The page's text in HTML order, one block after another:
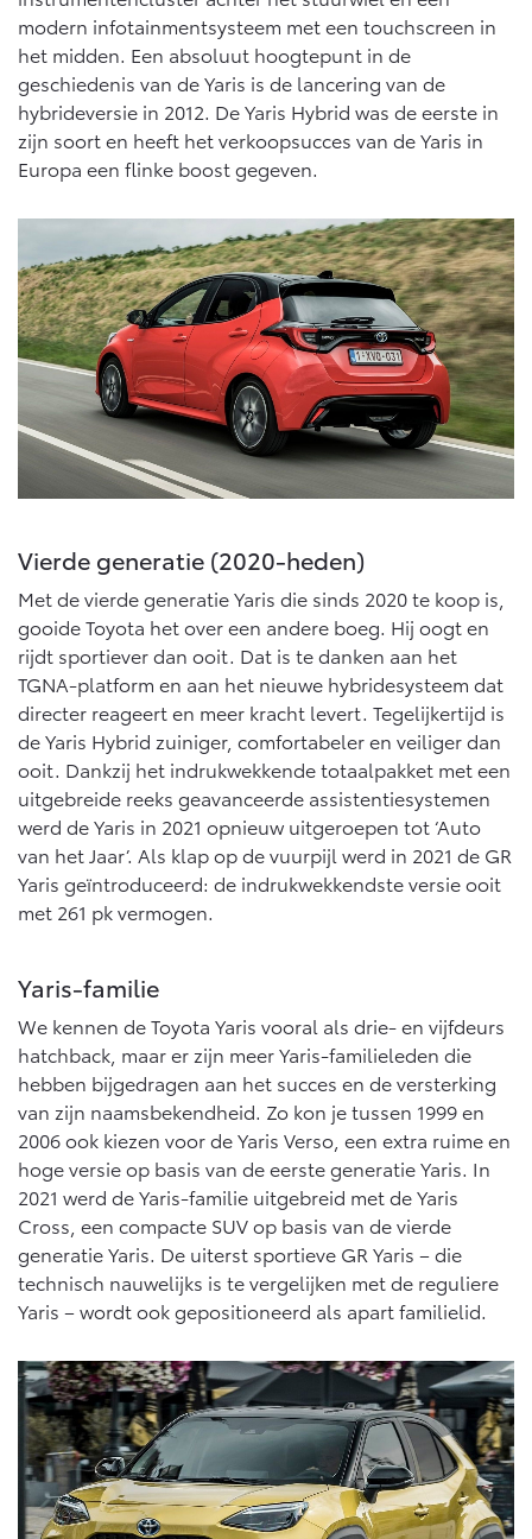
modern infotainmentsysteem met een touchscreen in
het midden. Een absoluut hoogtepunt in de
geschiedenis van de Yaris is de lancering van de
hybrideversie in 2012. De Yaris Hybrid was de eerste in
zijn soort en heeft het verkoopsucces van de Yaris in
Europa een flinke boost gegeven.
Vierde generatie (2020-heden)
Met de vierde generatie Yaris die sinds 2020 te koop is,
gooide Toyota het over een andere boeg. Hij oogt en
rijdt sportiever dan ooit. Dat is te danken aan het
TGNA-platform en aan het nieuwe hybridesysteem dat
directer reageert en meer kracht levert. Tegelijkertijd is
de Yaris Hybrid zuiniger, comfortabeler en veiliger dan
ooit. Dankzij het indrukwekkende totaalpakket met een
uitgebreide reeks geavanceerde assistentiesystemen
werd de Yaris in 2021 opnieuw uitgeroepen tot ‘Auto
van het Jaar’. Als klap op de vuurpijl werd in 2021 de GR
Yaris geïntroduceerd: de indrukwekkendste versie ooit
met 261 pk vermogen.
Yaris-familie
We kennen de Toyota Yaris vooral als drie- en vijfdeurs
hatchback, maar er zijn meer Yaris-familieleden die
hebben bijgedragen aan het succes en de versterking
van zijn naamsbekendheid. Zo kon je tussen 1999 en
2006 ook kiezen voor de Yaris Verso, een extra ruime en
hoge versie op basis van de eerste generatie Yaris. In
2021 werd de Yaris-familie uitgebreid met de Yaris
Cross, een compacte SUV op basis van de vierde
generatie Yaris. De uiterst sportieve GR Yaris – die
technisch nauwelijks is te vergelijken met de reguliere
Yaris – wordt ook gepositioneerd als apart familielid.